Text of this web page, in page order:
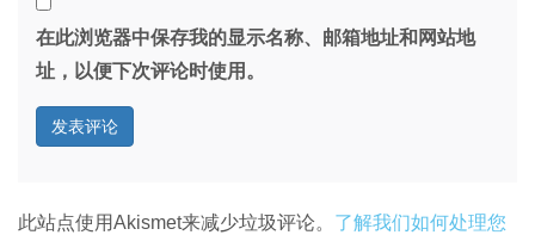
在此浏览器中保存我的显示名称、邮箱地址和网站地
址，以便下次评论时使用。
此站点使用Akismet来减少垃圾评论。 了解我们如何处理您